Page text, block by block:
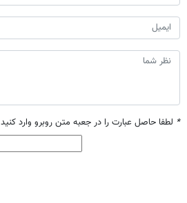
* لطفا حاصل عبارت را در جعبه متن روبرو وارد کنید